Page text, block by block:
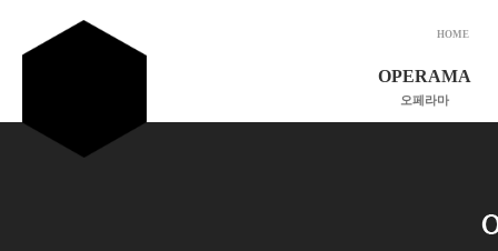
HOME
OPERAMA
오페라마